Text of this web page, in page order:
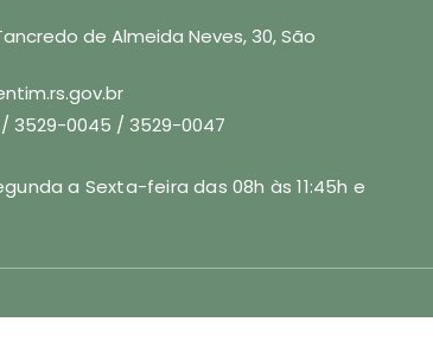
de Almeida Neves, 30, São
3529-0045 / 3529-0047
a Sexta-feira das 08h às 11:45h e